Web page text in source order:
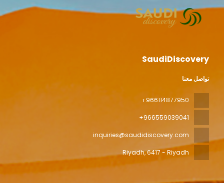
SaudiDiscovery
تواصل معنا
+966114877950
+966559039041
inquiries@saudidiscovery.com
Riyadh, 6417 - Riyadh